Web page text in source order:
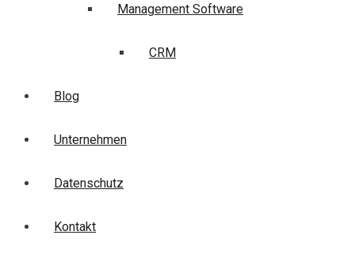
Management Software
CRM
Blog
Unternehmen
Datenschutz
Kontakt